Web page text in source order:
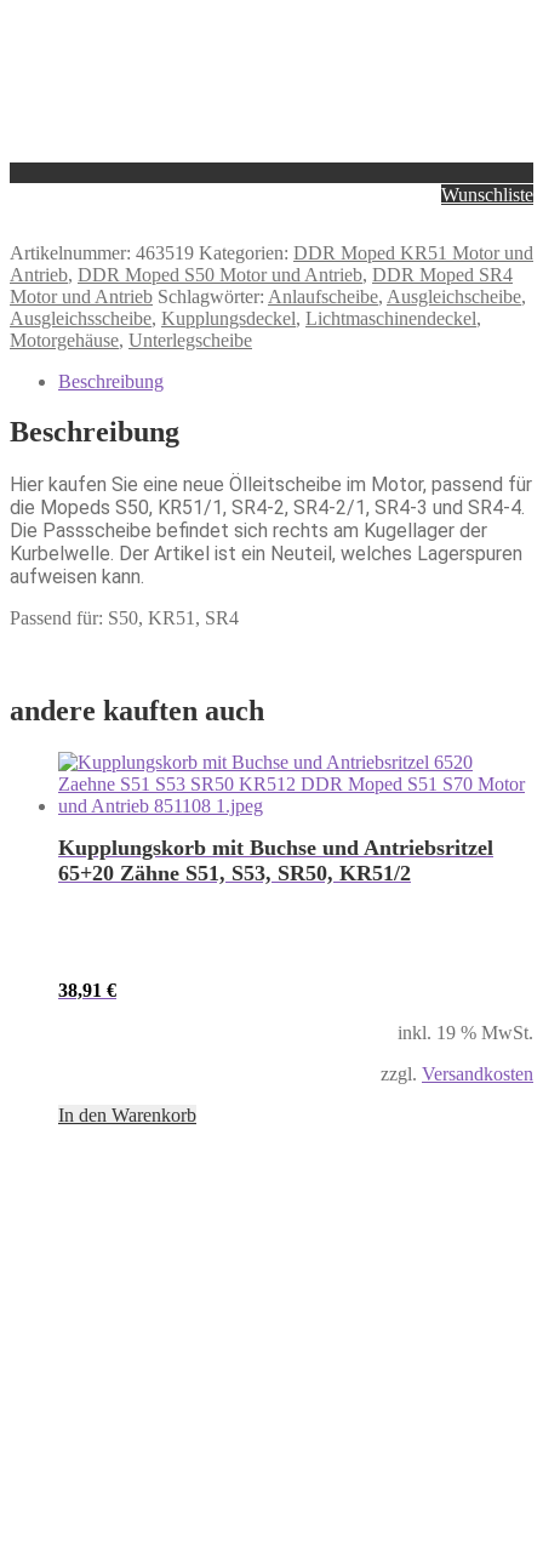
Wunschliste
Artikelnummer: 463519 Kategorien: DDR Moped KR51 Motor und
Antrieb, DDR Moped S50 Motor und Antrieb, DDR Moped SR4
Motor und Antrieb Schlagwörter: Anlaufscheibe, Ausgleichscheibe,
Ausgleichsscheibe, Kupplungsdeckel, Lichtmaschinendeckel,
Motorgehäuse, Unterlegscheibe
Beschreibung
Beschreibung
Hier kaufen Sie eine neue Ölleitscheibe im Motor, passend für
die Mopeds S50, KR51/1, SR4-2, SR4-2/1, SR4-3 und SR4-4.
Die Passscheibe befindet sich rechts am Kugellager der
Kurbelwelle. Der Artikel ist ein Neuteil, welches Lagerspuren
aufweisen kann.
Passend für: S50, KR51, SR4
andere kauften auch
Kupplungskorb mit Buchse und Antriebsritzel
65+20 Zähne S51, S53, SR50, KR51/2
38,91 €
inkl. 19 % MwSt.
zzgl. Versandkosten
In den Warenkorb